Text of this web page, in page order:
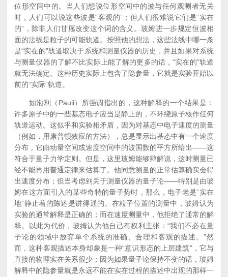
位形空间中的。当人们想说位形空间中的波与任何观测者无关
时，人们可以说这些波是“客观的”；但人们很难说它们是“实在
的”，除非人们甘愿改变这个词的含义。玻姆进一步规定恒波相
面的法线是粒子的可能轨道。按照他的想法，这些法线中哪一条
是“实在的”轨道取决于系统和测量仪器的历史，并且如果对系统
与测量仪器的了解不比实际上能了解的更多的话，“实在的”轨道
就无法确定。这种历史实际上包含了隐参量，它就是实验开始以
前的“实际”轨道。
如泡利（Pauli）所强调指出的，这种解释的一个结果是：
许多原子中的一些基态电子应当是静止的，不环绕原子核作任何
轨道运动。这似乎和实验相矛盾，因为对基态中电子速度的测量
（例如，用康普顿效应的方法），总是显示出基态中有一个速度
分布，它由动量空间或速度空间中的波国数的平方所给出——这
符合于量子力学定则。但是，这里玻姆能够辩解说，这时测量已
经不能再用普通定律来估算了。他同意测量的正常估算确实会得
出速度分布；但当考虑到关于测量仪器的量子论——特别是由玻
姆在这方面引入的某些奇特的量子势时，那么，电子老是“实在
地”静止着的陈述是讲得通的。在粒子位置的测量中，玻姆认为
实验的通常解释是正确的；而在速度测量中，他拒绝了通常的解
释。以此为代价，玻姆认为他自己有权利主张：“我们不必在量
子论的领域中放弃单个系统的准确、合理和客观的描述。”然
而，这种客观描述本身却象是一种“意识形态的上层建筑”，它与
直接的物理实在关系很少；因为如果量子论保持不变的话，玻姆
解释中的隐参量就是永远不能在实在过程的描述中出现的那样一